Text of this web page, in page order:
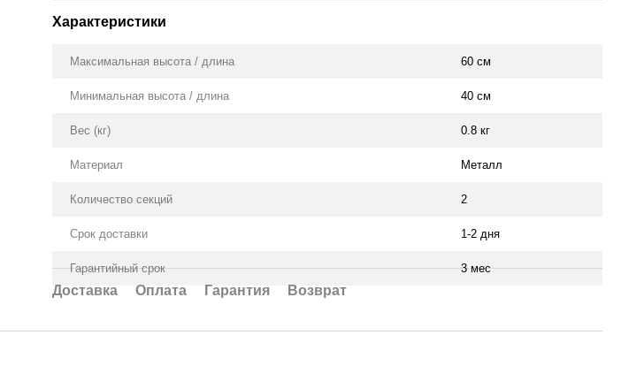
Характеристики
Максимальная высота / длина 60 см
Минимальная высота / длина 40 см
Вес (кг) 0.8 кг
Материал Металл
Количество секций 2
Срок доставки 1-2 дня
Гарантийный срок 3 мес
Доставка Оплата Гарантия Возврат